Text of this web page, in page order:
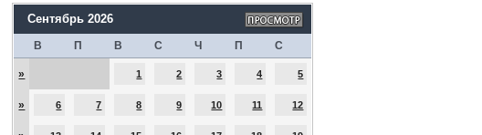
Сентябрь 2026
В П В С Ч П С
» 1 2 3 4 5
» 6 7 8 9 10 11 12